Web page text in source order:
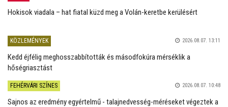
Hokisok viadala – hat fiatal küzd meg a Volán-keretbe kerülésért
KÖZLEMÉNYEK 2026.08.07. 13:11
Kedd éjfélig meghosszabbították és másodfokúra mérséklik a
hőségriasztást
FEHÉRVÁRI SZÍNES 2026.08.07. 10:48
Sajnos az eredmény egyértelmű - talajnedvesség-méréseket végeztek a